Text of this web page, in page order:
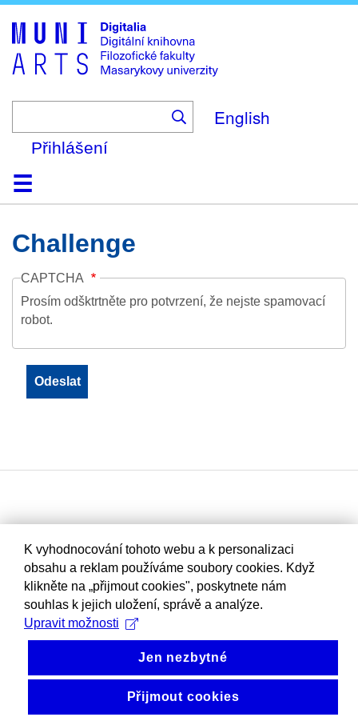
to
main
content
English
Přihlášení
DomůKolekce
Prohlížení
Vyhledávání
O platformě
Nápověda
KontaktDigitalia
Challenge
CAPTCHA
Prosím odšktrtněte pro potvrzení, že nejste spamovací
robot.
K vyhodnocování tohoto webu a k personalizaci
obsahu a reklam používáme soubory cookies. Když
klikněte na „přijmout cookies", poskytnete nám
souhlas k jejich uložení, správě a analýze.
Upravit možnosti
Jen nezbytné
Přijmout cookies